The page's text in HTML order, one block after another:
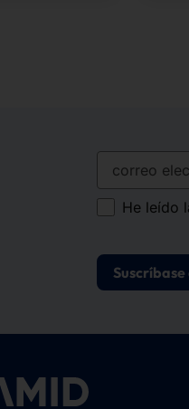
correo
He leído